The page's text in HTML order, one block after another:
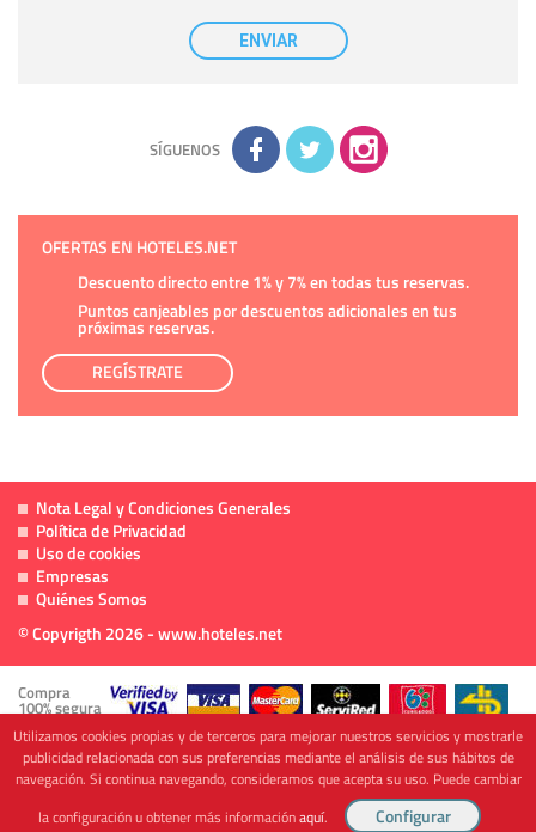
con carácter general, sólo el personal de
nuestra entidad que esté debidamente autorizado podrá
tener conocimiento de la información que le pedimos. No se
comunicarán datos a terceros.
adicional y detallada sobre cómo tratamos sus datos en la
política de privacidad
ENVIAR
SÍGUENOS
OFERTAS EN HOTELES.NET
Descuento directo entre 1% y 7% en todas tus reservas.
Puntos canjeables por descuentos adicionales en tus
próximas reservas.
REGÍSTRATE
Nota Legal y Condiciones Generales
Política de Privacidad
Uso de cookies
Empresas
Quiénes Somos
© Copyrigth 2026 - www.hoteles.net
Compra
100% segura
Cofinanciado por
Utilizamos cookies propias y de terceros para mejorar nuestros servicios y mostrarle
publicidad relacionada con sus preferencias mediante el análisis de sus hábitos de
navegación. Si continua navegando, consideramos que acepta su uso. Puede cambiar
la configuración u obtener más informaciónaquí.